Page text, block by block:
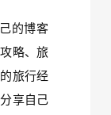
的博客
略、旅
旅行经
享自己